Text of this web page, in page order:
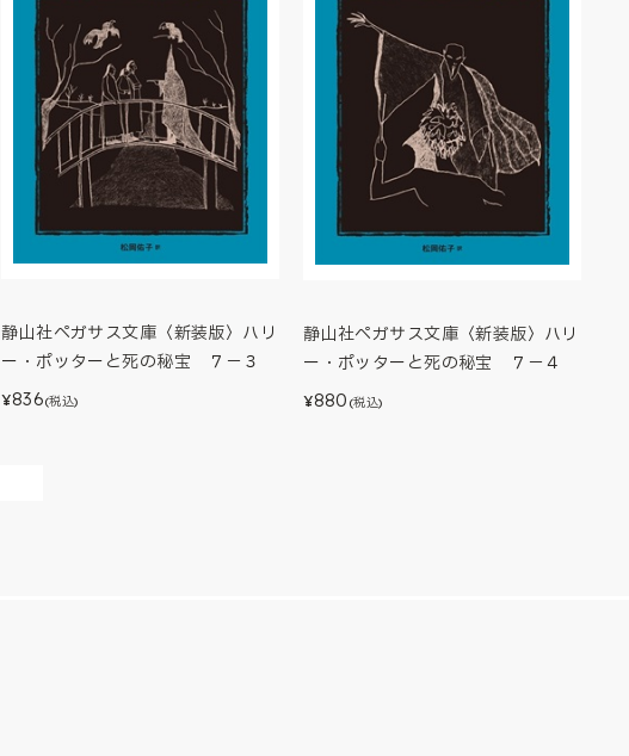
静山社ペガサス文庫〈新装版〉ハリ
ー・ポッターと死の秘宝 ７－３
¥836(税込)
静山社ペガサス文庫〈新装版〉ハリ
ー・ポッターと死の秘宝 ７－４
¥880 (税込)